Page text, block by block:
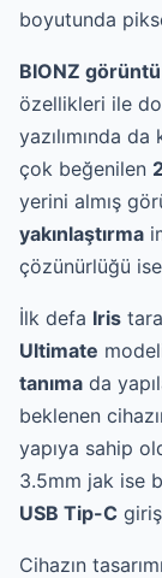
boyutunda
BIONZ
özellikleri ile
yazılımında
çok beğenilen
yerini almış
yakınlaştırma
çözünürlüğü ise
İlk defa Iris
Ultimate
tanıma da
beklenen
yapıya sahip
3.5mm jak ise
USB Tip-C
Cihazın